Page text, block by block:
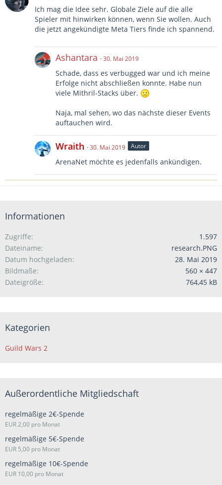
Ich mag die Idee sehr. Globale Ziele auf die alle
Spieler mit hinwirken können, wenn Sie wollen. Auch
die jetzt angekündigte Meta Tiers finde ich spannend.
Ashantara 30. Mai 2019
Schade, dass es verbugged war und ich meine
Erfolge nicht abschließen konnte. Habe nun
viele Mithril-Stacks über.
Naja, mal sehen, wo das nächste dieser Events
auftauchen wird.
Wraith 30. Mai 2019 Autor
ArenaNet möchte es jedenfalls ankündigen.
Informationen
Zugriffe
1.597
Dateiname
research.PNG
Datum hochgeladen
28. Mai 2019
Bildmaße
560 × 447
Dateigröße
764,45 kB
Kategorien
Guild Wars 2
Außerordentliche Mitgliedschaft
regelmäßige 2€-Spende
EUR 2,00 pro Monat
regelmäßige 5€-Spende
EUR 5,00 pro Monat
regelmäßige 10€-Spende
EUR 10,00 pro Monat